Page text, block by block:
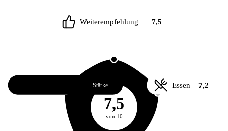
7,5
von 10
Weiterempfehlung 7,5
Essen 7,2
Stärke